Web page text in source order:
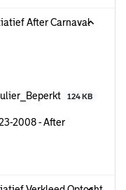
After Carnaval
124 KB
2008 - After